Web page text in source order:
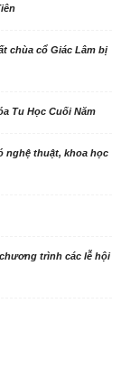
chùa cổ Giác Lâm bị
Tu Học Cuối Năm
nghệ thuật, khoa học
trình các lễ hội